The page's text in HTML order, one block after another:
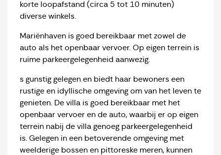
korte loopafstand (circa 5 tot 10 minuten)
diverse winkels.
Mariënhaven is goed bereikbaar met zowel de
auto als het openbaar vervoer. Op eigen terrein is
ruime parkeergelegenheid aanwezig.
s gunstig gelegen en biedt haar bewoners een
rustige en idyllische omgeving om van het leven te
genieten. De villa is goed bereikbaar met het
openbaar vervoer en de auto, waarbij er op eigen
terrein nabij de villa genoeg parkeergelegenheid
is. Gelegen in een betoverende omgeving met
weelderige bossen en pittoreske meren, kunnen